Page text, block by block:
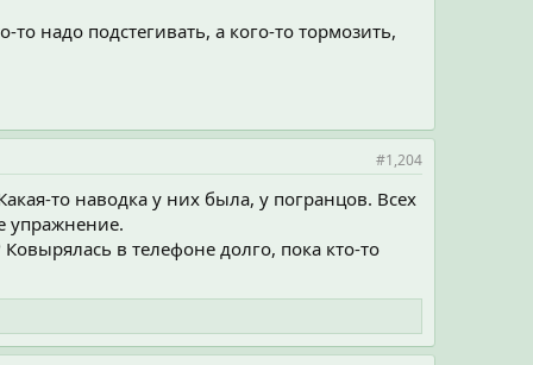
надо подстегивать, а кого-то тормозить,
#1,204
то наводка у них была, у погранцов. Всех
упражнение.
в телефоне долго, пока кто-то